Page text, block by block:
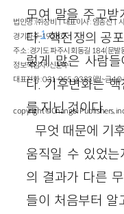
모여 말을 주고
다.1핵전쟁의 공
렇게 많은 사람
다. 기후변화는
를 지닌 것이다.
무엇 때문에 기
움직일 수 있었
의 결과가 다른
들이 처음부터 알
법인명 : ㈜창비ㅣ대표이사 : 염종선
경기파주-1928호
주소 : 경기도 파주시 회동길 184(문
정보책임자 : 신문수
대표전화 : 031-955-3333(월~금 10
copyright © Changbi Publishers,